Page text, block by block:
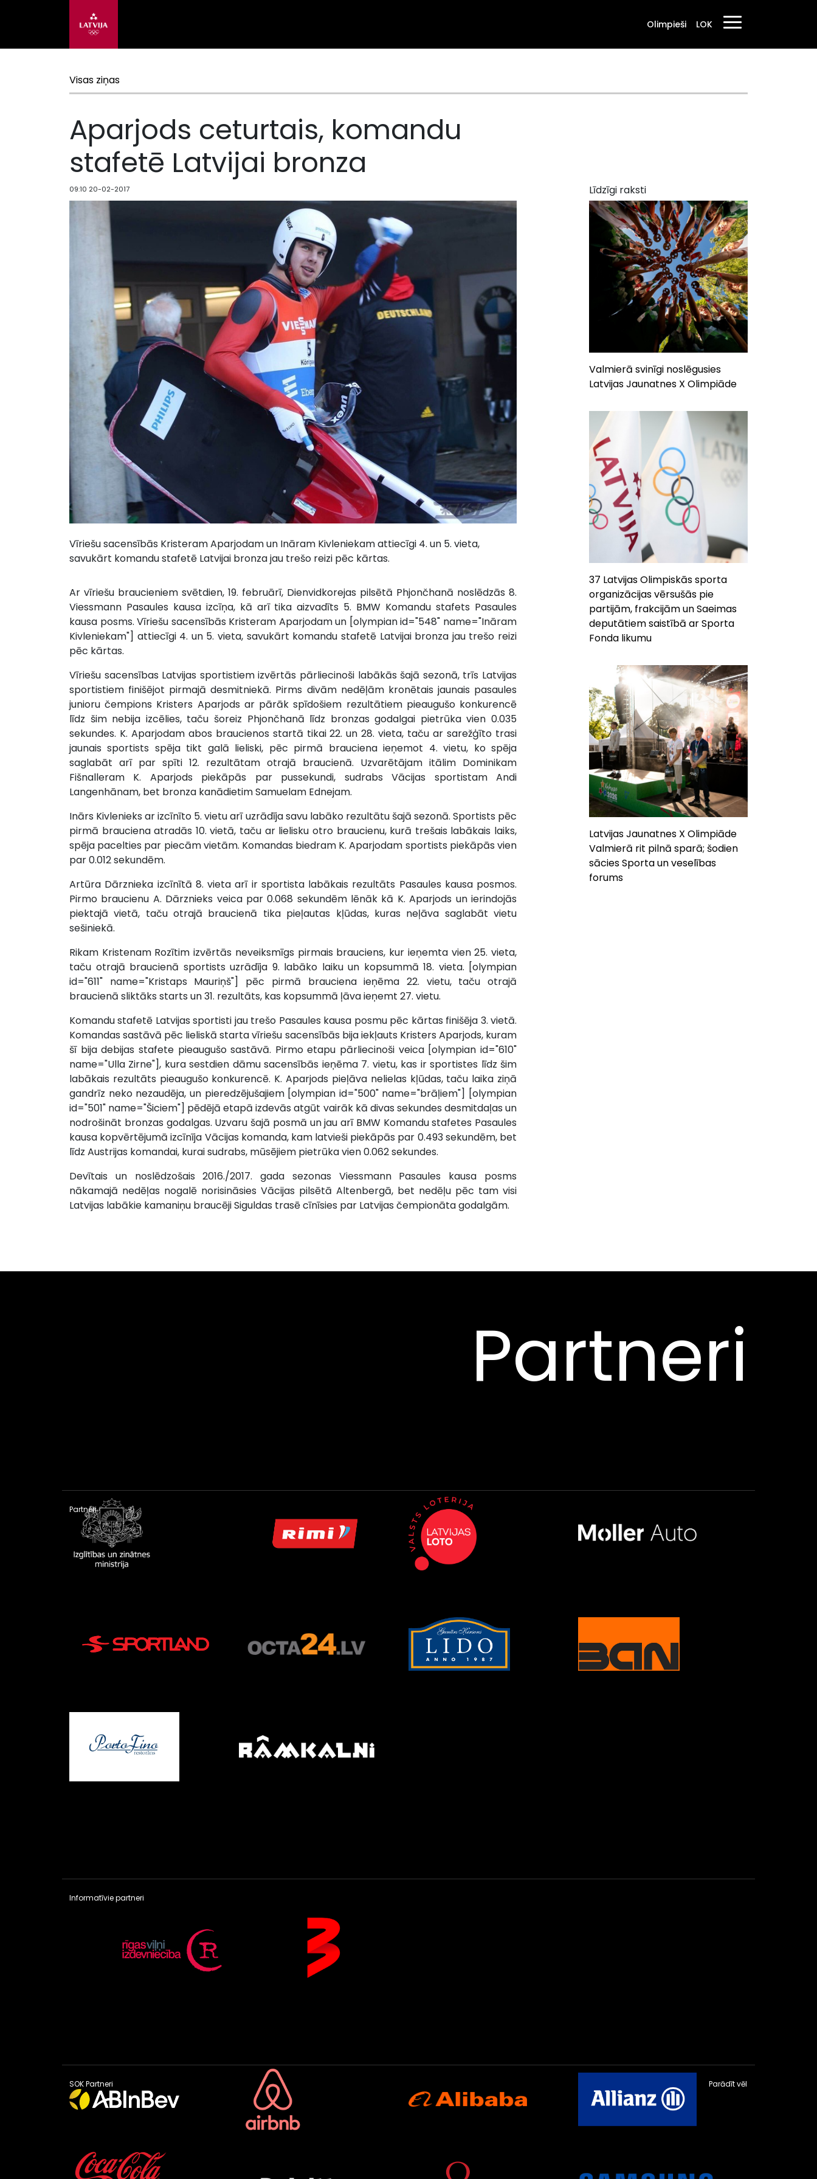
Olimpieši LOK
Visas ziņas
Aparjods ceturtais, komandu
stafetē Latvijai bronza
09:10 20-02-2017
Vīriešu sacensībās Kristeram Aparjodam un Ināram Kivleniekam attiecīgi 4. un 5. vieta,
savukārt komandu stafetē Latvijai bronza jau trešo reizi pēc kārtas.
Ar vīriešu braucieniem svētdien, 19. februārī, Dienvidkorejas pilsētā Phjončhanā noslēdzās 8.
Viessmann Pasaules kausa izcīņa, kā arī tika aizvadīts 5. BMW Komandu stafets Pasaules
kausa posms. Vīriešu sacensībās Kristeram Aparjodam un [olympian id="548" name="Ināram
Kivleniekam"] attiecīgi 4. un 5. vieta, savukārt komandu stafetē Latvijai bronza jau trešo reizi
pēc kārtas.
Vīriešu sacensības Latvijas sportistiem izvērtās pārliecinoši labākās šajā sezonā, trīs Latvijas
sportistiem finišējot pirmajā desmitniekā. Pirms divām nedēļām kronētais jaunais pasaules
junioru čempions Kristers Aparjods ar pārāk spīdošiem rezultātiem pieaugušo konkurencē
līdz šim nebija izcēlies, taču šoreiz Phjončhanā līdz bronzas godalgai pietrūka vien 0.035
sekundes. K. Aparjodam abos braucienos startā tikai 22. un 28. vieta, taču ar sarežģīto trasi
jaunais sportists spēja tikt galā lieliski, pēc pirmā brauciena ieņemot 4. vietu, ko spēja
saglabāt arī par spīti 12. rezultātam otrajā braucienā. Uzvarētājam itālim Dominikam
Fišnalleram K. Aparjods piekāpās par pussekundi, sudrabs Vācijas sportistam Andi
Langenhānam, bet bronza kanādietim Samuelam Ednejam.
Inārs Kivlenieks ar izcīnīto 5. vietu arī uzrādīja savu labāko rezultātu šajā sezonā. Sportists pēc
pirmā brauciena atradās 10. vietā, taču ar lielisku otro braucienu, kurā trešais labākais laiks,
spēja pacelties par piecām vietām. Komandas biedram K. Aparjodam sportists piekāpās vien
par 0.012 sekundēm.
Artūra Dārznieka izcīnītā 8. vieta arī ir sportista labākais rezultāts Pasaules kausa posmos.
Pirmo braucienu A. Dārznieks veica par 0.068 sekundēm lēnāk kā K. Aparjods un ierindojās
piektajā vietā, taču otrajā braucienā tika pieļautas kļūdas, kuras neļāva saglabāt vietu
sešiniekā.
Rikam Kristenam Rozītim izvērtās neveiksmīgs pirmais brauciens, kur ieņemta vien 25. vieta,
taču otrajā braucienā sportists uzrādīja 9. labāko laiku un kopsummā 18. vieta. [olympian
id="611" name="Kristaps Mauriņš"] pēc pirmā brauciena ieņēma 22. vietu, taču otrajā
braucienā sliktāks starts un 31. rezultāts, kas kopsummā ļāva ieņemt 27. vietu.
Komandu stafetē Latvijas sportisti jau trešo Pasaules kausa posmu pēc kārtas finišēja 3. vietā.
Komandas sastāvā pēc lieliskā starta vīriešu sacensībās bija iekļauts Kristers Aparjods, kuram
šī bija debijas stafete pieaugušo sastāvā. Pirmo etapu pārliecinoši veica [olympian id="610"
name="Ulla Zirne"], kura sestdien dāmu sacensībās ieņēma 7. vietu, kas ir sportistes līdz šim
labākais rezultāts pieaugušo konkurencē. K. Aparjods pieļāva nelielas kļūdas, taču laika ziņā
gandrīz neko nezaudēja, un pieredzējušajiem [olympian id="500" name="brāļiem"] [olympian
id="501" name="Šiciem"] pēdējā etapā izdevās atgūt vairāk kā divas sekundes desmitdaļas un
nodrošināt bronzas godalgas. Uzvaru šajā posmā un jau arī BMW Komandu stafetes Pasaules
kausa kopvērtējumā izcīnīja Vācijas komanda, kam latvieši piekāpās par 0.493 sekundēm, bet
līdz Austrijas komandai, kurai sudrabs, mūsējiem pietrūka vien 0.062 sekundes.
Devītais un noslēdzošais 2016./2017. gada sezonas Viessmann Pasaules kausa posms
nākamajā nedēļas nogalē norisināsies Vācijas pilsētā Altenbergā, bet nedēļu pēc tam visi
Latvijas labākie kamaniņu braucēji Siguldas trasē cīnīsies par Latvijas čempionāta godalgām.
Līdzīgi raksti
Valmierā svinīgi noslēgusies
Latvijas Jaunatnes X Olimpiāde
37 Latvijas Olimpiskās sporta
organizācijas vērsušās pie
partijām, frakcijām un Saeimas
deputātiem saistībā ar Sporta
Fonda likumu
Latvijas Jaunatnes X Olimpiāde
Valmierā rit pilnā sparā; šodien
sācies Sporta un veselības
forums
Partneri
Partneri
Informatīvie partneri
SOK Partneri Parādīt vēl